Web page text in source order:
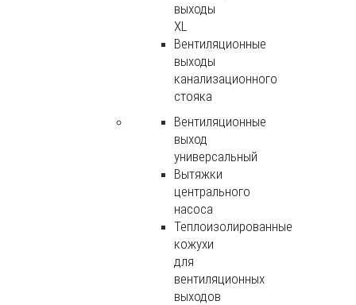
выходы
XL
Вентиляционные
выходы
канализационного
стояка
Вентиляционные
выход
универсальный
Вытяжки
центрального
насоса
Теплоизолированные
кожухи
для
вентиляционных
выходов